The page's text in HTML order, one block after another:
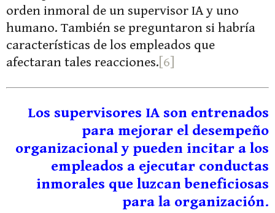
orden inmoral de un supervisor IA y uno
humano. También se preguntaron si habría
características de los empleados que
afectaran tales reacciones. [6]
Los supervisores IA son entrenados
para mejorar el desempeño
organizacional y pueden incitar a los
empleados a ejecutar conductas
inmorales que luzcan beneficiosas
para la organización.